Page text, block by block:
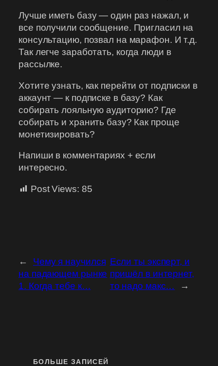
Лучше иметь базу — один раз нажал, и
все получили сообщение. Пригласил на
консультацию, позвал на марафон. И т.д.
Так легче заработать, когда люди в
рассылке.
Хотите узнать, как перейти от подписки в
аккаунт — к подписке в базу? Как
собирать лояльную аудиторию? Где
собирать и хранить базу? Как проще
монетизировать?
Напиши в комментариях + если
интересно.
Post Views: 85
←
Чему я научился
на падающем рынке
1. Когда тебе к…
Если ты эксперт, и
пришёл в интернет,
то надо макс…
→
БОЛЬШЕ ЗАПИСЕЙ